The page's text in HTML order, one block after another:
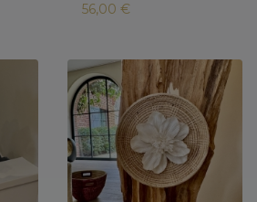
56,00 €